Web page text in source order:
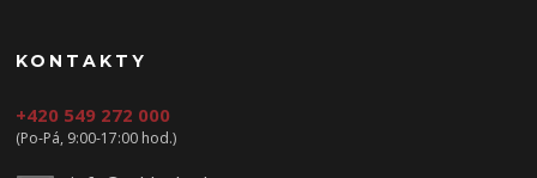
KONTAKTY
+420 549 272 000
(Po-Pá, 9:00-17:00 hod.)